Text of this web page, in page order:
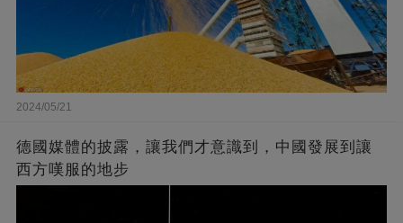
2024/05/21
德國媒體的披露，讓我們才意識到，中國發展到讓
西方嘆服的地步